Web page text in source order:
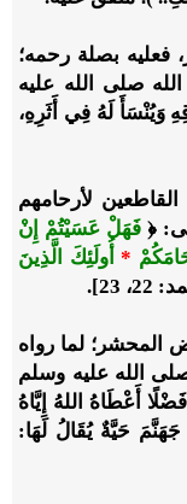
فعليه بصلة رحمه؛
صلى الله عليه
لَهُ فِي أَثَرِهِ،
لأرحامهم
﴿ فَهَلْ عَسَيْتُمْ إِنْ
*أُولَئِكَ الَّذِينَ
23].
لما رواه
الله عليه وسلم
أَعْطَاهُ اللهُ إِيَّاهُ
جَهَنَّمَ حَيَّةٌ يُقَالُ لَهَا: